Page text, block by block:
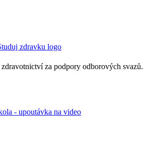
za podpory odborových svazů.